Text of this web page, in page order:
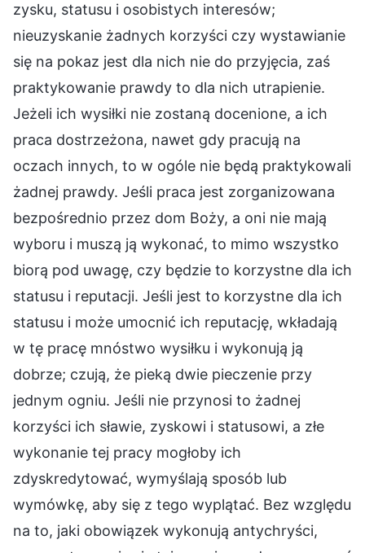
zysku, statusu i osobistych interesów;
nieuzyskanie żadnych korzyści czy wystawianie
się na pokaz jest dla nich nie do przyjęcia, zaś
praktykowanie prawdy to dla nich utrapienie.
Jeżeli ich wysiłki nie zostaną docenione, a ich
praca dostrzeżona, nawet gdy pracują na
oczach innych, to w ogóle nie będą praktykowali
żadnej prawdy. Jeśli praca jest zorganizowana
bezpośrednio przez dom Boży, a oni nie mają
wyboru i muszą ją wykonać, to mimo wszystko
biorą pod uwagę, czy będzie to korzystne dla ich
statusu i reputacji. Jeśli jest to korzystne dla ich
statusu i może umocnić ich reputację, wkładają
w tę pracę mnóstwo wysiłku i wykonują ją
dobrze; czują, że pieką dwie pieczenie przy
jednym ogniu. Jeśli nie przynosi to żadnej
korzyści ich sławie, zyskowi i statusowi, a złe
wykonanie tej pracy mogłoby ich
zdyskredytować, wymyślają sposób lub
wymówkę, aby się z tego wyplątać. Bez względu
na to, jaki obowiązek wykonują antychryści,